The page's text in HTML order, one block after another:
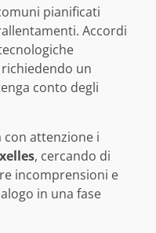
pianificati
Accordi
un
conto degli
con attenzione i
, cercando di
incomprensioni e
in una fase